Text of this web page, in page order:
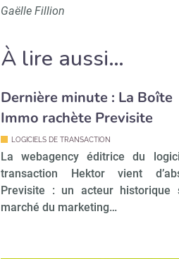
Gaëlle Fillion
À lire aussi…
Dernière minute : La Boîte
Immo rachète Previsite
LOGICIELS DE TRANSACTION
La webagency éditrice du
transaction Hektor vient
Previsite : un acteur historique
marché du marketing…